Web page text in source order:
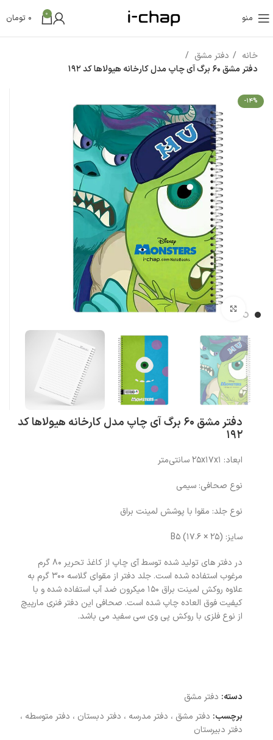
منو 0
0 تومان
خانه
دفتر مشق
دفتر مشق 60 برگ آی چاپ مدل کارخانه هیولاها کد 192
-14%
بزرگنمایی تصویر
دفتر مشق 60 برگ آی چاپ مدل کارخانه هیولاها کد
192
ابعاد: ۲۵x۱۷x۱ سانتی‌متر
نوع صحافی: سیمی
نوع جلد: مقوا با پوشش لمینت براق
سایز: (۲۵ × ۱۷.۶) B۵
در دفتر های تولید شده توسط آی چاپ از کاغذ تحریر 80 گرم
مرغوب استفاده شده است. جلد دفتر از مقوای گلاسه 300 گرم به
علاوه روکش لمینت براق 150 میکرون ضد آب استفاده شده و با
کیفیت فوق العاده چاپ شده است. صحافی این دفتر فنری مارپیچ
از نوع فلزی با روکش پی وی سی سفید می باشد.
دسته: دفتر مشق
برچسب: دفتر مشق ، دفتر مدرسه ، دفتر دبستان ، دفتر متوسطه ،
دفتر دبیرستان